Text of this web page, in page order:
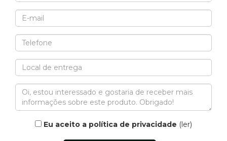
Eu aceito a política de privacidade (ler)